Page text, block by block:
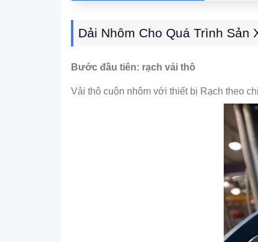
Dải Nhôm Cho Quá Trình Sản
Bước đầu tiên: rạch vải thô
Vải thô cuộn nhôm với thiết bị Rạch theo